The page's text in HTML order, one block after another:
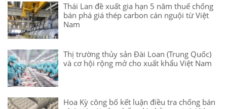
Thái Lan đề xuất gia hạn 5 năm thuế chống
bán phá giá thép carbon cán nguội từ Việt
Nam
Thị trường thủy sản Đài Loan (Trung Quốc)
và cơ hội rộng mở cho xuất khẩu Việt Nam
Hoa Kỳ công bố kết luận điều tra chống bán